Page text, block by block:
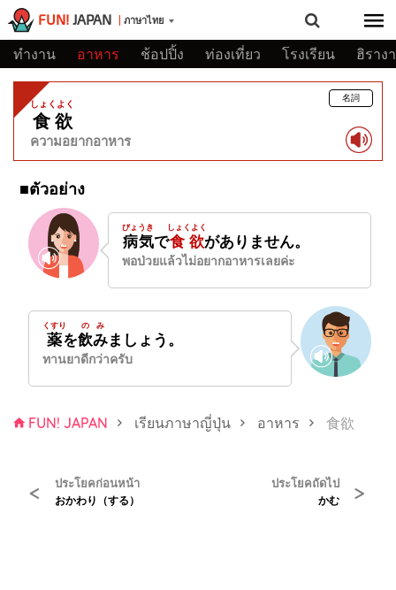
FUN! JAPAN ภาษาไทย
ทำงาน อาหาร ช้อปปิ้ง ท่องเที่ยว โรงเรียน ฮิราง
食欲
しょくよく
ความอยากอาหาร
名詞
■ตัวอย่าง
病気
びょうき
で食欲
しょくよく
がありません。
พอป่วยแล้วไม่อยากอาหารเลยค่ะ
薬
くすり
を飲み
のみ
ましょう。
ทานยาดีกว่าครับ
FUN! JAPAN เรียนภาษาญี่ปุ่น อาหาร 食欲
< ประโยคก่อนหน้า
おかわり（する）
ประโยคถัดไป
かむ >